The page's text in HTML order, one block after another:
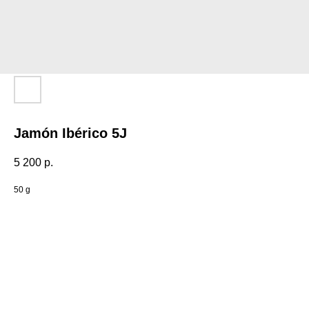
Jamón Ibérico 5J
5 200 р.
50 g